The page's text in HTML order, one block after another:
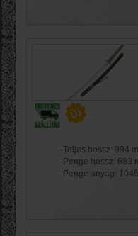
-Teljes hossz: 994
-Penge hossz: 683
-Penge anyag: